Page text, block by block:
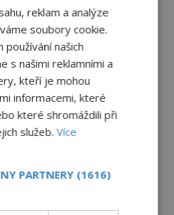
loutkou v rukou
elit, které z
v různých
Co když ale tyto teorie
se zdají? Co když
povrchem oficiálních
www.history.com,
www.theguardian.com,
reklam a analýze
soubory cookie.
používání našich
s našimi reklamními a
kteří je mohou
informacemi, které
které shromáždili při
služeb.Více
PARTNERY (1616)